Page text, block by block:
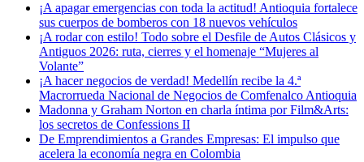
¡A apagar emergencias con toda la actitud! Antioquia fortalece
sus cuerpos de bomberos con 18 nuevos vehículos
¡A rodar con estilo! Todo sobre el Desfile de Autos Clásicos y
Antiguos 2026: ruta, cierres y el homenaje “Mujeres al
Volante”
¡A hacer negocios de verdad! Medellín recibe la 4.ª
Macrorrueda Nacional de Negocios de Comfenalco Antioquia
Madonna y Graham Norton en charla íntima por Film&Arts:
los secretos de Confessions II
De Emprendimientos a Grandes Empresas: El impulso que
acelera la economía negra en Colombia